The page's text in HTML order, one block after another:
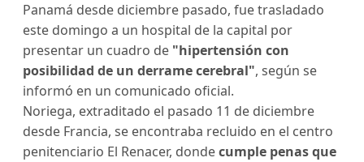
Panamá desde diciembre pasado, fue trasladado
este domingo a un hospital de la capital por
presentar un cuadro de "hipertensión con
posibilidad de un derrame cerebral", según se
informó en un comunicado oficial.
Noriega, extraditado el pasado 11 de diciembre
desde Francia, se encontraba recluido en el centro
penitenciario El Renacer, dondecumple penas que